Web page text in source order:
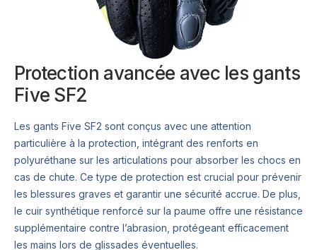
Protection avancée avec les gants
Five SF2
Les gants Five SF2 sont conçus avec une attention
particulière à la protection, intégrant des renforts en
polyuréthane sur les articulations pour absorber les chocs en
cas de chute. Ce type de protection est crucial pour prévenir
les blessures graves et garantir une sécurité accrue. De plus,
le cuir synthétique renforcé sur la paume offre une résistance
supplémentaire contre l’abrasion, protégeant efficacement
les mains lors de glissades éventuelles.